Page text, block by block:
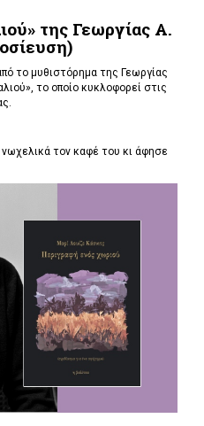
της Γεωργίας Α.
το μυθιστόρημα της Γεωργίας
το οποίο κυκλοφορεί στις
τον καφέ του κι άφησε